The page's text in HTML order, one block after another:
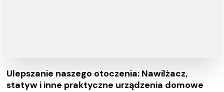
Ulepszanie naszego otoczenia: Nawilżacz,
statyw i inne praktyczne urządzenia domowe